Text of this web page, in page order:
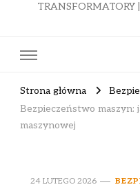
TRANSFORMATORY
Strona główna
Bezpieczeństwo
maszynowej
24 LUTEGO 2026